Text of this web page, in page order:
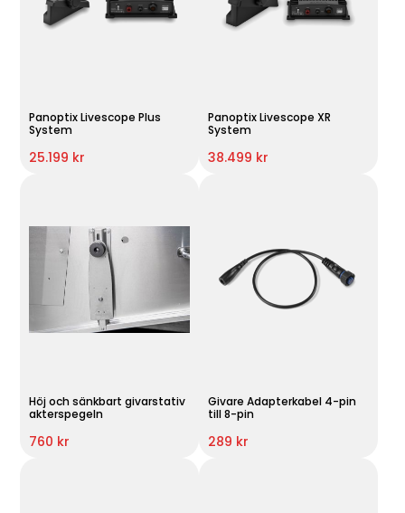
Panoptix Livescope Plus
System
25.199 kr
Panoptix Livescope XR
System
38.499 kr
Höj och sänkbart givarstativ
akterspegeln
760 kr
Givare Adapterkabel 4-pin
till 8-pin
289 kr